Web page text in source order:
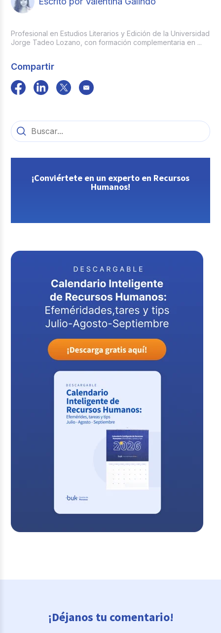
Profesional en Estudios Literarios y Edición de la Universidad
Jorge Tadeo Lozano, con formación complementaria en ...
Compartir
¡Conviértete en un experto en Recursos
Humanos!
¡Déjanos tu comentario!